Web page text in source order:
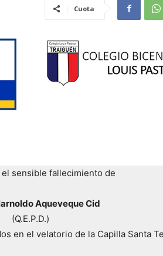
Cuota
el sensible fallecimiento de
Aqueveque Cid
(Q.E.P.D.)
en el velatorio de la Capilla Santa